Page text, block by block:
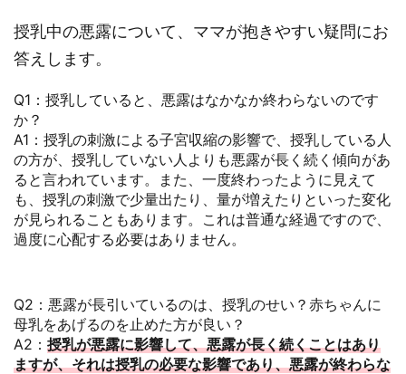
授乳中の悪露について、ママが抱きやすい疑問にお
答えします。
Q1：授乳していると、悪露はなかなか終わらないのです
か？
A1：授乳の刺激による子宮収縮の影響で、授乳している人
の方が、授乳していない人よりも悪露が長く続く傾向があ
ると言われています。また、一度終わったように見えて
も、授乳の刺激で少量出たり、量が増えたりといった変化
が見られることもあります。これは普通な経過ですので、
過度に心配する必要はありません。
Q2：悪露が長引いているのは、授乳のせい？赤ちゃんに
母乳をあげるのを止めた方が良い？
A2： 授乳が悪露に影響して、悪露が長く続くことはあり
ますが、それは授乳の必要な影響であり、悪露が終わらな